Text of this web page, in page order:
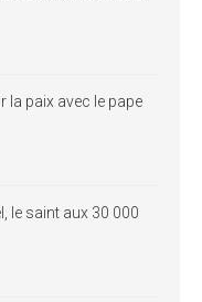
la paix avec le pape
le saint aux 30 000